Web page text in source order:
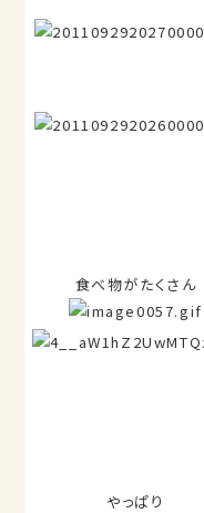
食べ物がたくさん
やっぱり